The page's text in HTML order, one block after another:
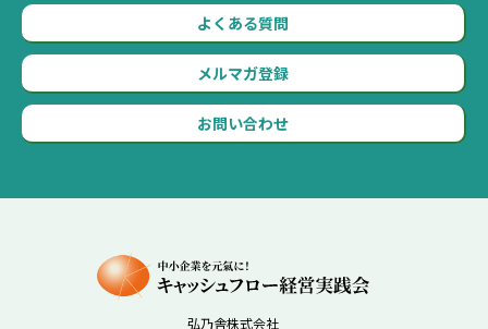
よくある質問
メルマガ登録
お問い合わせ
弘乃舎株式会社